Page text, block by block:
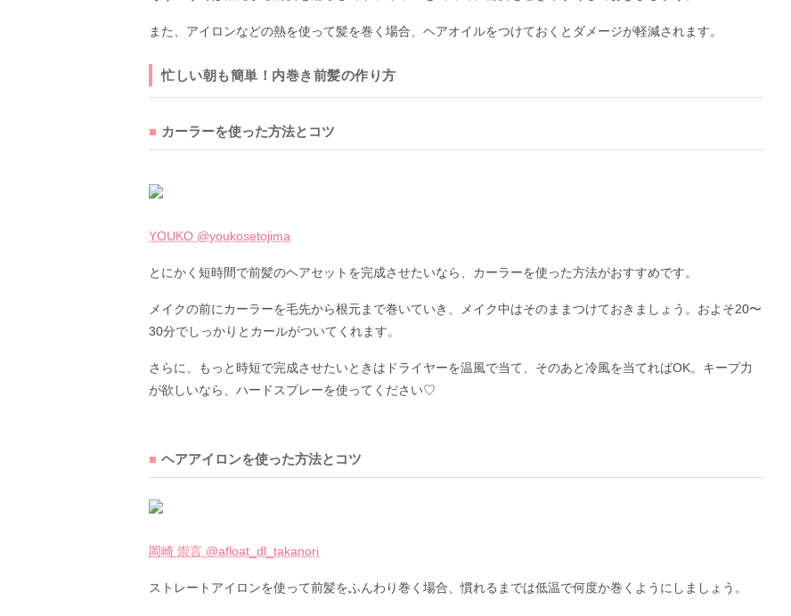
また、アイロンなどの熱を使って髪を巻く場合、ヘアオイルをつけておくとダメージが軽減されます。
忙しい朝も簡単！内巻き前髪の作り方
カーラーを使った方法とコツ
YOUKO @youkosetojima
とにかく短時間で前髪のヘアセットを完成させたいなら、カーラーを使った方法がおすすめです。
メイクの前にカーラーを毛先から根元まで巻いていき、メイク中はそのままつけておきましょう。およそ20〜
30分でしっかりとカールがついてくれます。
さらに、もっと時短で完成させたいときはドライヤーを温風で当て、そのあと冷風を当てればOK。キープ力
が欲しいなら、ハードスプレーを使ってください♡
ヘアアイロンを使った方法とコツ
岡崎 崇言 @afloat_dl_takanori
ストレートアイロンを使って前髪をふんわり巻く場合、慣れるまでは低温で何度か巻くようにしましょう。